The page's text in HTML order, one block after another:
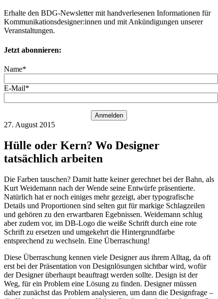
Erhalte den BDG-Newsletter mit handverlesenen Informationen für
Kommunikationsdesigner:innen und mit Ankündigungen unserer
Veranstaltungen.
Jetzt abonnieren:
Name*
E-Mail*
Anmelden
27. August 2015
Hülle oder Kern? Wo Designer
tatsächlich arbeiten
Die Farben tauschen? Damit hatte keiner gerechnet bei der Bahn, als
Kurt Weidemann nach der Wende seine Entwürfe präsentierte.
Natürlich hat er noch einiges mehr gezeigt, aber typografische
Details und Proportionen sind selten gut für markige Schlagzeilen
und gehören zu den erwartbaren Egebnissen. Weidemann schlug
aber zudem vor, im DB-Logo die weiße Schrift durch eine rote
Schrift zu ersetzen und umgekehrt die Hintergrundfarbe
entsprechend zu wechseln. Eine Überraschung!
Diese Überraschung kennen viele Designer aus ihrem Alltag, da oft
erst bei der Präsentation von Designlösungen sichtbar wird, wofür
der Designer überhaupt beauftragt werden sollte. Design ist der
Weg, für ein Problem eine Lösung zu finden. Designer müssen
daher zunächst das Problem analysieren, um dann die Designfrage –